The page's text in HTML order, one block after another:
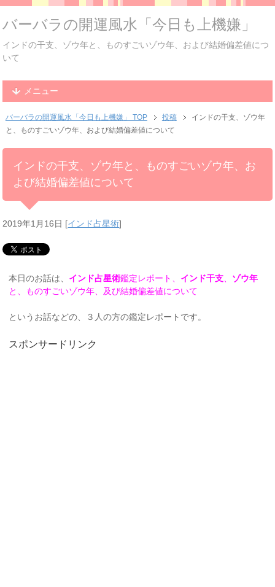
バーバラの開運風水「今日も上機嫌」
インドの干支、ゾウ年と、ものすごいゾウ年、および結婚偏差値につ
いて
メニュー
バーバラの開運風水「今日も上機嫌」 TOP 投稿
インドの干支、ゾウ年
と、ものすごいゾウ年、および結婚偏差値について
インドの干支、ゾウ年と、ものすごいゾウ年、お
よび結婚偏差値について
2019年1月16日 [インド占星術]
本日のお話は、 インド占星術鑑定レポート、 インド干支、 ゾウ年
と、ものすごいゾウ年、及び結婚偏差値について
というお話などの、３人の方の鑑定レポートです。
スポンサードリンク